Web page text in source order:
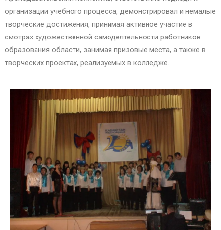
организации учебного процесса, демонстрировал и немалые
творческие достижения, принимая активное участие в
смотрах художественной самодеятельности работников
образования области, занимая призовые места, а также в
творческих проектах, реализуемых в колледже.